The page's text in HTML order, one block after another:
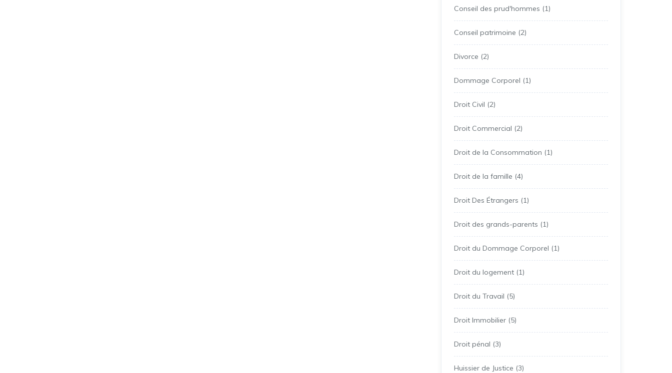
Conseil des prud'hommes (1)
Conseil patrimoine (2)
Divorce (2)
Dommage Corporel (1)
Droit Civil (2)
Droit Commercial (2)
Droit de la Consommation (1)
Droit de la famille (4)
Droit Des Étrangers (1)
Droit des grands-parents (1)
Droit du Dommage Corporel (1)
Droit du logement (1)
Droit du Travail (5)
Droit Immobilier (5)
Droit pénal (3)
Huissier de Justice (3)